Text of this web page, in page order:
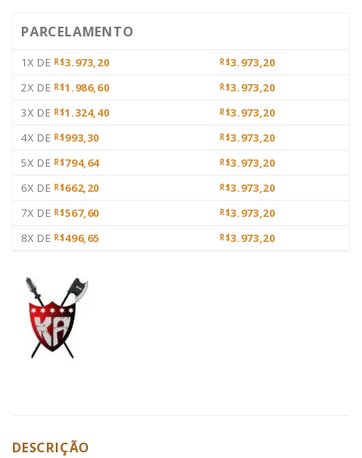
PARCELAMENTO
1X DE R$3.973,20 R$3.973,20
2X DE R$1.986,60 R$3.973,20
3X DE R$1.324,40 R$3.973,20
4X DE R$993,30 R$3.973,20
5X DE R$794,64 R$3.973,20
6X DE R$662,20 R$3.973,20
7X DE R$567,60 R$3.973,20
8X DE R$496,65 R$3.973,20
DESCRIÇÃO